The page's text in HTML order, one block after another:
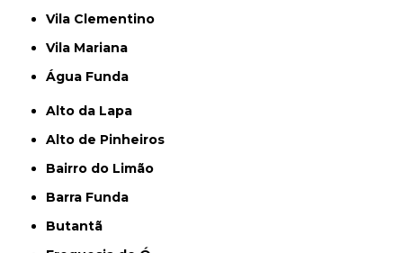
Vila Clementino
Vila Mariana
Água Funda
Alto da Lapa
Alto de Pinheiros
Bairro do Limão
Barra Funda
Butantã